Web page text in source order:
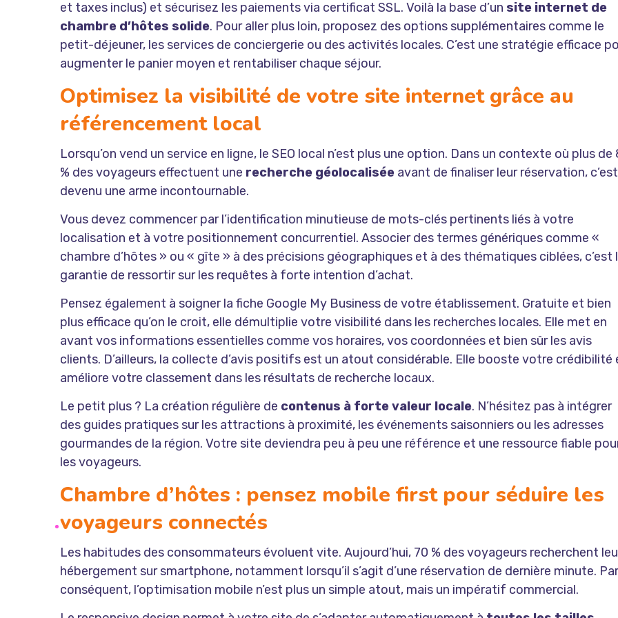
et taxes inclus) et sécurisez les paiements via certificat SSL. Voilà la base d’un site internet de
chambre d’hôtes solide. Pour aller plus loin, proposez des options supplémentaires comme le
petit-déjeuner, les services de conciergerie ou des activités locales. C’est une stratégie efficace
augmenter le panier moyen et rentabiliser chaque séjour.
Optimisez la visibilité de votre site internet grâce au
référencement local
Lorsqu’on vend un service en ligne, le SEO local n’est plus une option. Dans un contexte où plus de
% des voyageurs effectuent une recherche géolocalisée avant de finaliser leur réservation, c’est
devenu une arme incontournable.
Vous devez commencer par l’identification minutieuse de mots-clés pertinents liés à votre
localisation et à votre positionnement concurrentiel. Associer des termes génériques comme «
chambre d’hôtes » ou « gîte » à des précisions géographiques et à des thématiques ciblées, c’est
garantie de ressortir sur les requêtes à forte intention d’achat.
Pensez également à soigner la fiche Google My Business de votre établissement. Gratuite et bien
plus efficace qu’on le croit, elle démultiplie votre visibilité dans les recherches locales. Elle met en
avant vos informations essentielles comme vos horaires, vos coordonnées et bien sûr les avis
clients. D’ailleurs, la collecte d’avis positifs est un atout considérable. Elle booste votre crédibilité
améliore votre classement dans les résultats de recherche locaux.
Le petit plus ? La création régulière de contenus à forte valeur locale. N’hésitez pas à intégrer
des guides pratiques sur les attractions à proximité, les événements saisonniers ou les adresses
gourmandes de la région. Votre site deviendra peu à peu une référence et une ressource fiable
les voyageurs.
Chambre d’hôtes : pensez mobile first pour séduire les
voyageurs connectés
Les habitudes des consommateurs évoluent vite. Aujourd’hui, 70 % des voyageurs recherchent
hébergement sur smartphone, notamment lorsqu’il s’agit d’une réservation de dernière minute. Par
conséquent, l’optimisation mobile n’est plus un simple atout, mais un impératif commercial.